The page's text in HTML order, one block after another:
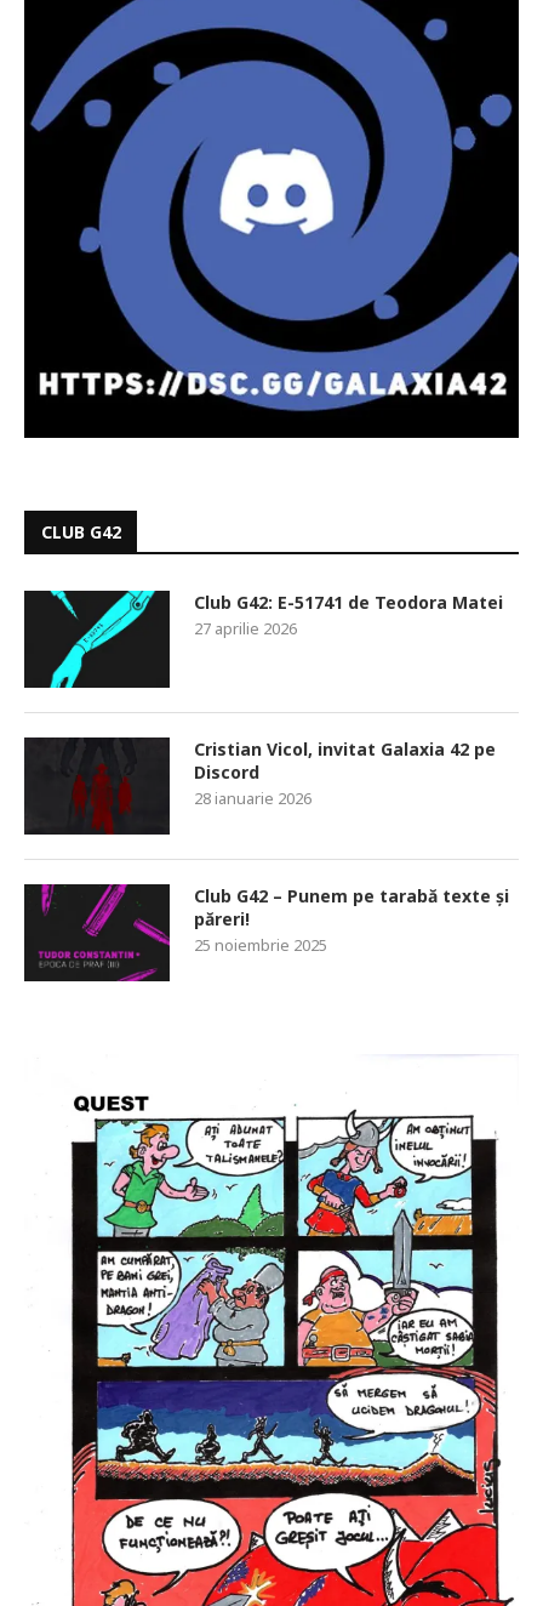
CLUB G42
Club G42: E-51741 de Teodora Matei
27 aprilie 2026
Cristian Vicol, invitat Galaxia 42 pe
Discord
28 ianuarie 2026
Club G42 – Punem pe tarabă texte și
păreri!
25 noiembrie 2025